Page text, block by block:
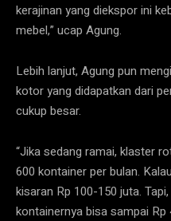
kerajinan yang diekspor ini
mebel,” ucap Agung.
Lebih lanjut, Agung pun
kotor yang didapatkan dari
cukup besar.
“Jika sedang ramai, klaster
600 kontainer per bulan.
kisaran Rp 100-150 juta.
kontainernya bisa sampai Rp